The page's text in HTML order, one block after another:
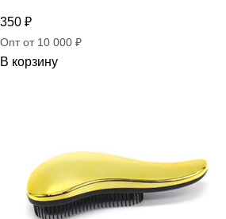
350 ₽
Опт от 10 000 ₽
В корзину